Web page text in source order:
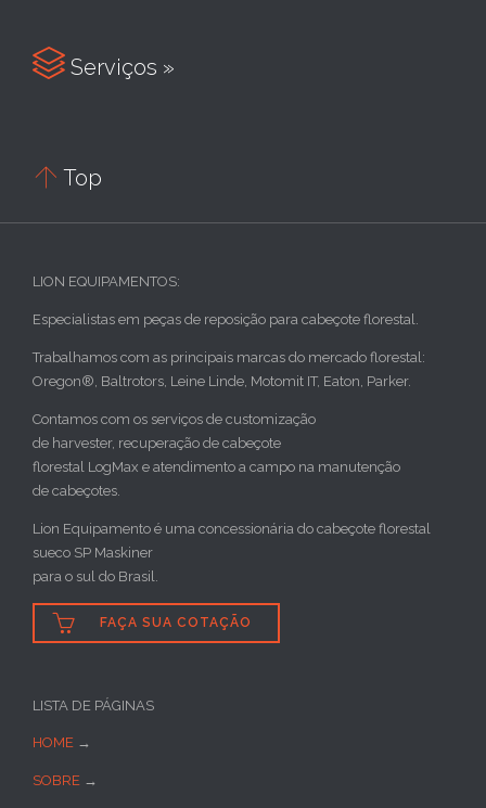
 Serviços »
 Top
LION EQUIPAMENTOS:
Especialistas em peças de reposição para cabeçote florestal.
Trabalhamos com as principais marcas do mercado florestal:
Oregon®, Baltrotors, Leine Linde, Motomit IT, Eaton, Parker.
Contamos com os serviços de customização
de harvester, recuperação de cabeçote
florestal LogMax e atendimento a campo na manutenção
de cabeçotes.
Lion Equipamento é uma concessionária do cabeçote florestal
sueco SP Maskiner
para o sul do Brasil.
 FAÇA SUA COTAÇÃO
LISTA DE PÁGINAS
HOME →
SOBRE →